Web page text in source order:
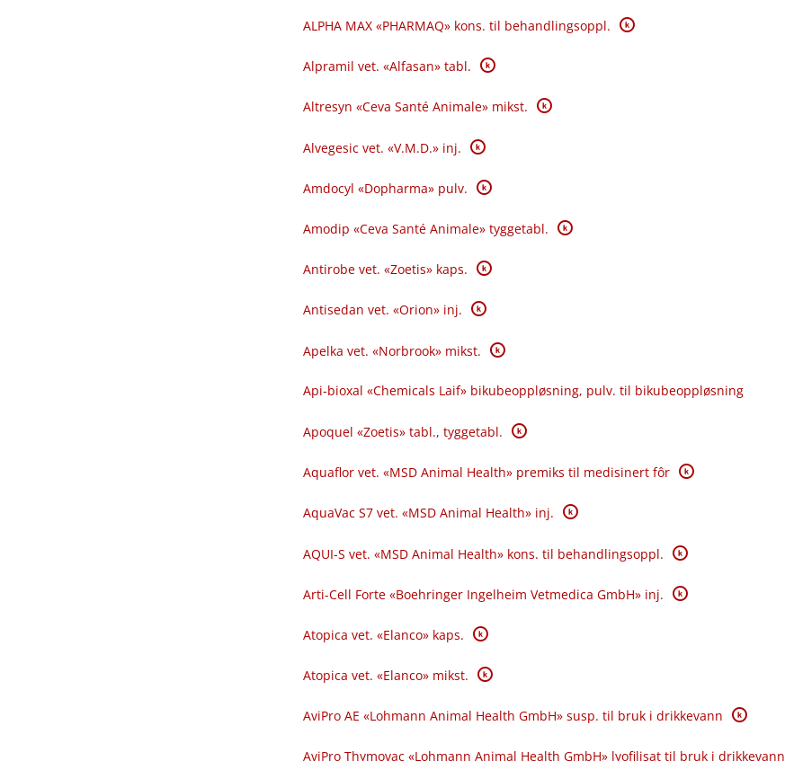
ALPHA MAX «PHARMAQ» kons. til behandlingsoppl. K
Alpramil vet. «Alfasan» tabl. K
Altresyn «Ceva Santé Animale» mikst. K
Alvegesic vet. «V.M.D.» inj. K
Amdocyl «Dopharma» pulv. K
Amodip «Ceva Santé Animale» tyggetabl. K
Antirobe vet. «Zoetis» kaps. K
Antisedan vet. «Orion» inj. K
Apelka vet. «Norbrook» mikst. K
Api-bioxal «Chemicals Laif» bikubeoppløsning, pulv. til bikubeoppløsning
Apoquel «Zoetis» tabl., tyggetabl. K
Aquaflor vet. «MSD Animal Health» premiks til medisinert fôr K
AquaVac S7 vet. «MSD Animal Health» inj. K
AQUI-S vet. «MSD Animal Health» kons. til behandlingsoppl. K
Arti-Cell Forte «Boehringer Ingelheim Vetmedica GmbH» inj. K
Atopica vet. «Elanco» kaps. K
Atopica vet. «Elanco» mikst. K
AviPro AE «Lohmann Animal Health GmbH» susp. til bruk i drikkevann K
AviPro Thymovac «Lohmann Animal Health GmbH» lyofilisat til bruk i drikkevann